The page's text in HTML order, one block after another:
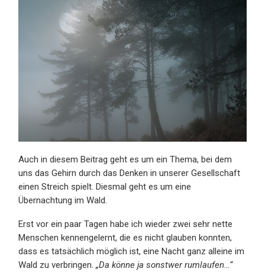
Auch in diesem Beitrag geht es um ein Thema, bei dem
uns das Gehirn durch das Denken in unserer Gesellschaft
einen Streich spielt. Diesmal geht es um eine
Übernachtung im Wald.
Erst vor ein paar Tagen habe ich wieder zwei sehr nette
Menschen kennengelernt, die es nicht glauben konnten,
dass es tatsächlich möglich ist, eine Nacht ganz alleine im
Wald zu verbringen.„Da könne ja sonstwer rumlaufen…“